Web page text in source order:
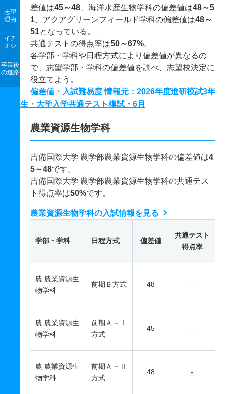
志望
理由
イチ
オシ
卒業後
の進路
差値は45～48 、海洋水産生物学科の偏差値は48～5
1 、アクアグリーンフィールド学科の偏差値は48～
51となっている。
共通テストの得点率は50～67%。
各学部・学科や日程方式により偏差値が異なるの
で、志望学部・学科の偏差値を調べ、志望校決定に
役立てよう。
偏差値・入試難易度 情報元：2026年度進研模試3年
生・大学入学共通テスト模試・6月
農業資源生物学科
吉備国際大学 農学部農業資源生物学科の偏差値は4
5～48です。
吉備国際大学 農学部農業資源生物学科の共通テス
ト得点率は50%です。
農業資源生物学科の入試情報を見る
学部・学科 日程方式 偏差値
共通テスト
得点率
農 農業資源生
物学科
前期Ｂ方式 48 -
農 農業資源生
物学科
前期Ａ－Ⅰ
方式
45 -
農 農業資源生
物学科
前期Ａ－Ⅱ
方式
48 -